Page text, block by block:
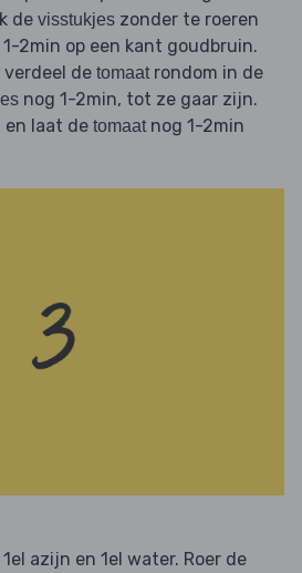
de visstukjes zonder te roeren
2min op een kant goudbruin.
verdeel de tomaatrondom in de
nog 1-2min, tot ze gaar zijn.
en laat de tomaatnog 1-2min
azijn en 1el water. Roer de